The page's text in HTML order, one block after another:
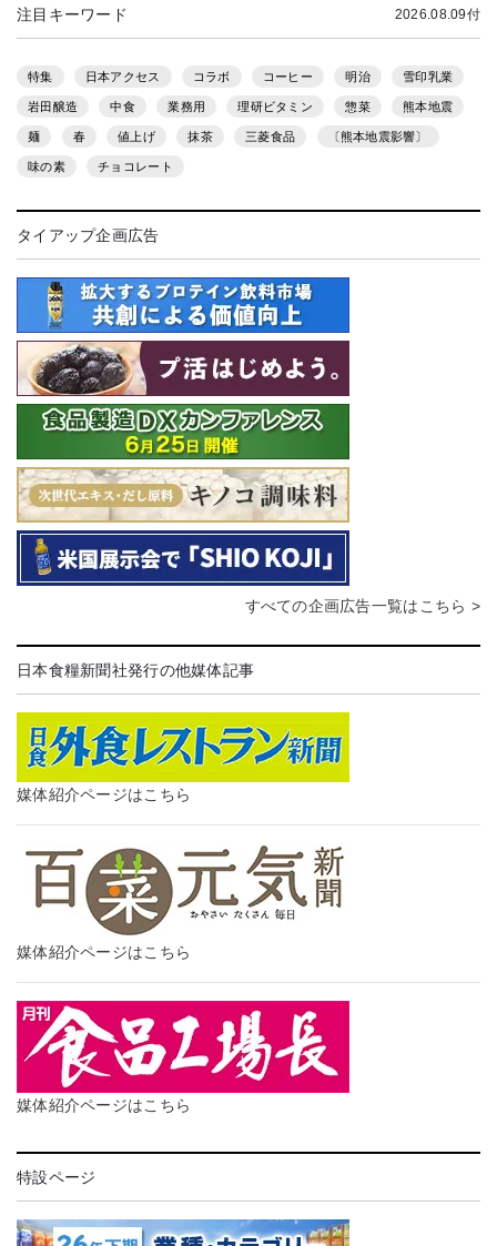
注目キーワード 2026.08.09付
特集 日本アクセス コラボ コーヒー 明治 雪印乳業
岩田醸造 中食 業務用 理研ビタミン 惣菜 熊本地震
麺 春 値上げ 抹茶 三菱食品 〔熊本地震影響〕
味の素 チョコレート
タイアップ企画広告
すべての企画広告一覧はこちら >
日本食糧新聞社発行の他媒体記事
媒体紹介ページはこちら
媒体紹介ページはこちら
媒体紹介ページはこちら
特設ページ